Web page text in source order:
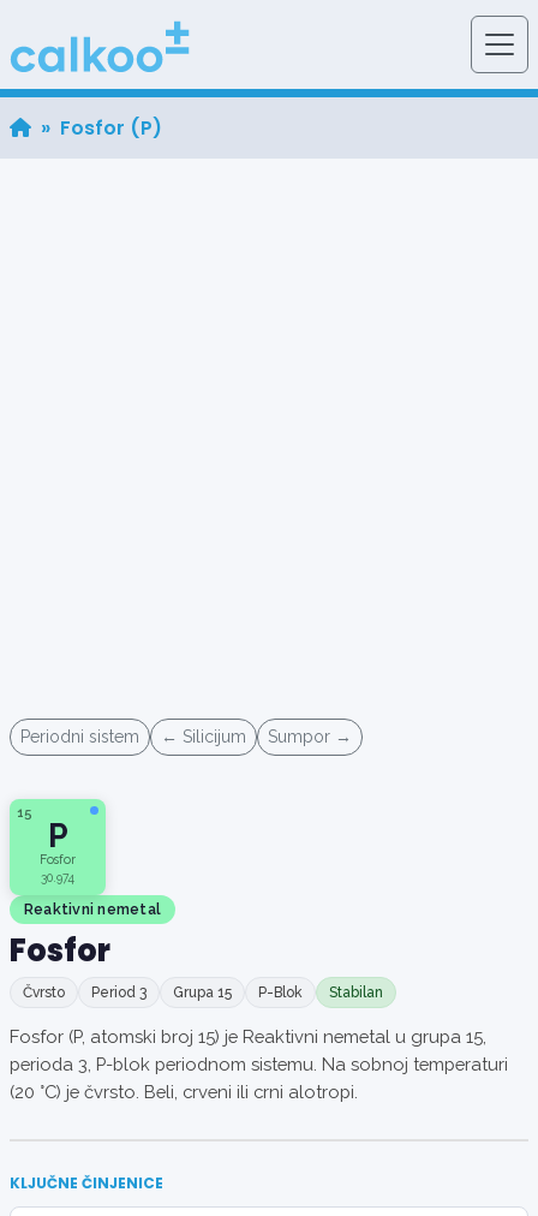
» Fosfor (P)
Periodni sistem ← Silicijum Sumpor →
15
P
Fosfor
30.974
Reaktivni nemetal
Fosfor
Čvrsto Period 3 Grupa 15 P-Blok Stabilan
Fosfor (P, atomski broj 15) je Reaktivni nemetal u grupa 15,
perioda 3, P-blok periodnom sistemu. Na sobnoj temperaturi
(20 °C) je čvrsto. Beli, crveni ili crni alotropi.
KLJUČNE ČINJENICE